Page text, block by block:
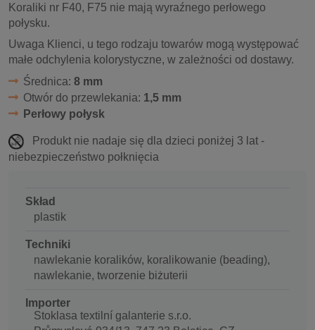
Koraliki nr F40, F75 nie mają wyraźnego perłowego
połysku.
Uwaga Klienci, u tego rodzaju towarów mogą występować
małe odchylenia kolorystyczne, w zależności od dostawy.
Średnica: 8 mm
Otwór do przewlekania: 1,5 mm
Perłowy połysk
Produkt nie nadaje się dla dzieci poniżej 3 lat -
niebezpieczeństwo połknięcia
Skład
plastik
Techniki
nawlekanie koralików, koralikowanie (beading),
nawlekanie, tworzenie biżuterii
Importer
Stoklasa textilní galanterie s.r.o.